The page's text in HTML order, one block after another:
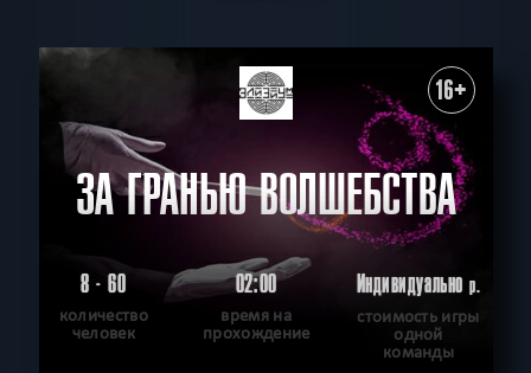
16+
ЗА ГРАНЬЮ ВОЛШЕБСТВА
8 - 60
количество
человек
02:00
время на
прохождение
Индивидуальнор.
стоимость игры
одной
команды